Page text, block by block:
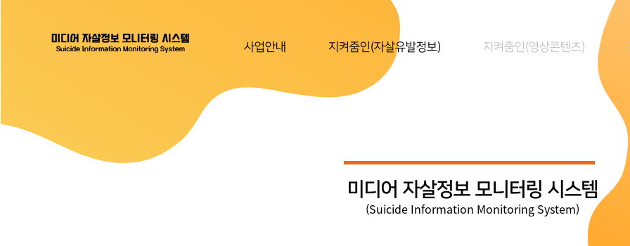
사업안내 지켜줌인(자살유발정보) 지켜줌인(영상콘텐츠)
미디어 자살정보 모니터링 시스템
(Suicide Information Monitoring System)